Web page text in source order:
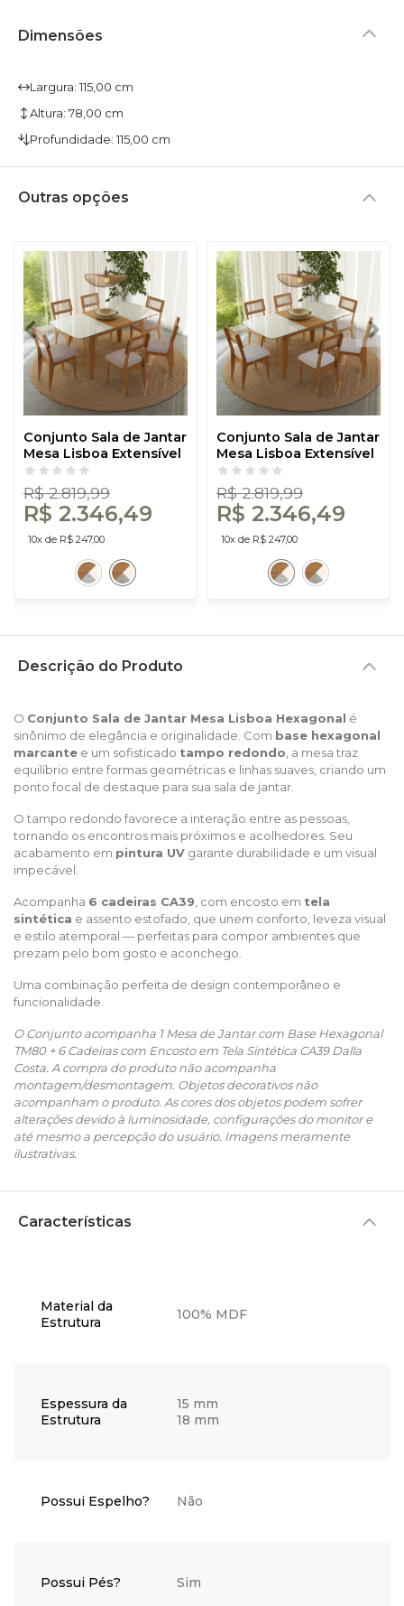
Dimensões
Largura: 115,00 cm
Altura: 78,00 cm
Profundidade: 115,00 cm
Outras opções
Conjunto Sala de Jantar
Mesa Lisboa Extensível
com 6 Cadeiras Tela
Sintética Freijó/Off
White/ Bege Claro
Rústico
R$ 2.819,99
R$ 2.346,49
10x de R$ 247,00
Conjunto Sala de Jantar
Mesa Lisboa Extensível
com 6 Cadeiras Tela
Sintética Freijó/Off
White/Césare Claro
R$ 2.819,99
R$ 2.346,49
10x de R$ 247,00
Descrição do Produto
O Conjunto Sala de Jantar Mesa Lisboa Hexagonal é
sinônimo de elegância e originalidade. Com base hexagonal
marcante e um sofisticado tampo redondo , a mesa traz
equilíbrio entre formas geométricas e linhas suaves, criando um
ponto focal de destaque para sua sala de jantar.
O tampo redondo favorece a interação entre as pessoas,
tornando os encontros mais próximos e acolhedores. Seu
acabamento em pintura UV garante durabilidade e um visual
impecável.
Acompanha 6 cadeiras CA39 , com encosto em tela
sintética e assento estofado, que unem conforto, leveza visual
e estilo atemporal — perfeitas para compor ambientes que
prezam pelo bom gosto e aconchego.
Uma combinação perfeita de design contemporâneo e
funcionalidade.
O Conjunto acompanha 1 Mesa de Jantar com Base Hexagonal
TM80 + 6 Cadeiras com Encosto em Tela Sintética CA39 Dalla
Costa. A compra do produto não acompanha
montagem/desmontagem. Objetos decorativos não
acompanham o produto. As cores dos objetos podem sofrer
alterações devido à luminosidade, configurações do monitor e
até mesmo a percepção do usuário. Imagens meramente
ilustrativas.
Características
Material da
Estrutura
100% MDF
Espessura da
Estrutura
15 mm
18 mm
Possui Espelho? Não
Possui Pés? Sim